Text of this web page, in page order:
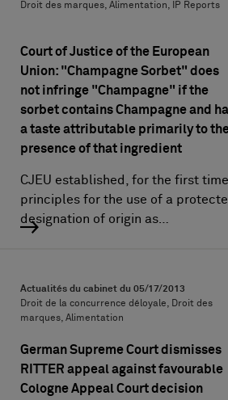
Droit des marques, Alimentation, IP Reports
Court of Justice of the European
Union: "Champagne Sorbet" does
not infringe "Champagne" if the
sorbet contains Champagne and
a taste attributable primarily to
presence of that ingredient
CJEU established, for the first time,
principles for the use of a
designation of origin as…
Actualités du cabinet du 05/17/2013
Droit de la concurrence déloyale, Droit des
marques, Alimentation
German Supreme Court dismisses
RITTER appeal against favourable
Cologne Appeal Court decision